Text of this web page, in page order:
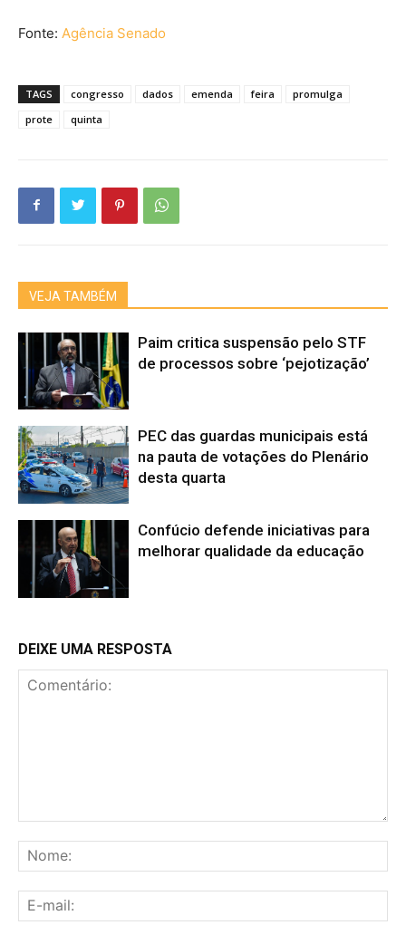
Fonte: Agência Senado
TAGS congresso dados emenda feira
promulga
prote
quinta
VEJA TAMBÉM
Paim critica suspensão pelo STF
de processos sobre ‘pejotização’
PEC das guardas municipais está
na pauta de votações do Plenário
desta quarta
Confúcio defende iniciativas para
melhorar qualidade da educação
DEIXE UMA RESPOSTA